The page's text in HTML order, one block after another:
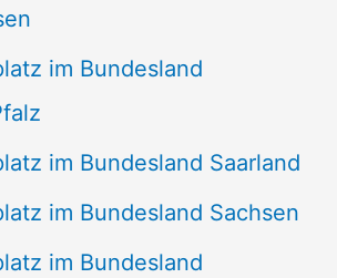
im Bundesland
im Bundesland Saarland
im Bundesland Sachsen
im Bundesland